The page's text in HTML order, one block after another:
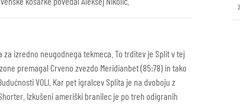
izredno neugodnega tekmeca. To trditev je Split v tej
premagal Crveno zvezdo Meridianbet (85:78) in tako
VOLI. Kar pet igralcev Splita je na dvoboju z
Izkušeni ameriški branilec je po treh odigranih